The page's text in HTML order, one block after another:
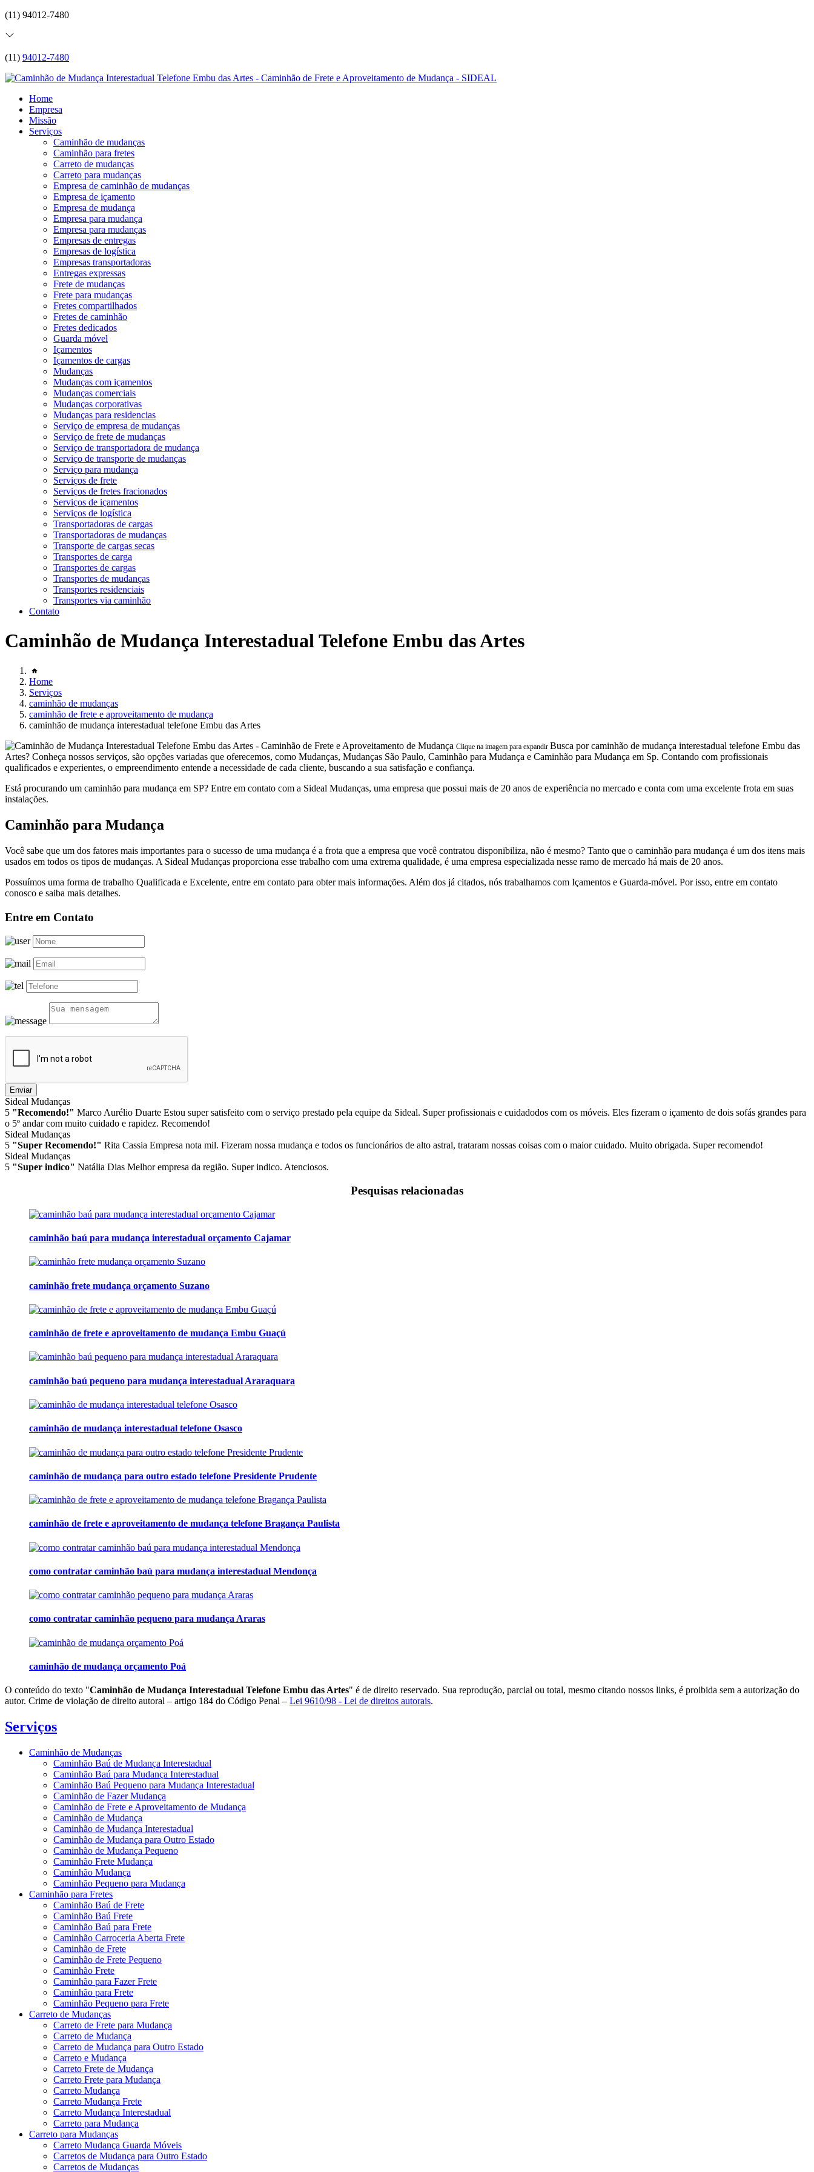
(11) 94012-7480
(11) 94012-7480
Home
Empresa
Missão
Serviços
Caminhão de mudanças
Caminhão para fretes
Carreto de mudanças
Carreto para mudanças
Empresa de caminhão de mudanças
Empresa de içamento
Empresa de mudança
Empresa para mudança
Empresa para mudanças
Empresas de entregas
Empresas de logística
Empresas transportadoras
Entregas expressas
Frete de mudanças
Frete para mudanças
Fretes compartilhados
Fretes de caminhão
Fretes dedicados
Guarda móvel
Içamentos
Içamentos de cargas
Mudanças
Mudanças com içamentos
Mudanças comerciais
Mudanças corporativas
Mudanças para residencias
Serviço de empresa de mudanças
Serviço de frete de mudanças
Serviço de transportadora de mudança
Serviço de transporte de mudanças
Serviço para mudança
Serviços de frete
Serviços de fretes fracionados
Serviços de içamentos
Serviços de logística
Transportadoras de cargas
Transportadoras de mudanças
Transporte de cargas secas
Transportes de carga
Transportes de cargas
Transportes de mudanças
Transportes residenciais
Transportes via caminhão
Contato
Caminhão de Mudança Interestadual Telefone Embu das Artes
Home
Serviços
caminhão de mudanças
caminhão de frete e aproveitamento de mudança
caminhão de mudança interestadual telefone Embu das Artes
Clique na imagem para expandir Busca por caminhão de mudança interestadual telefone Embu das
Artes? Conheça nossos serviços, são opções variadas que oferecemos, como Mudanças, Mudanças São Paulo, Caminhão para Mudança e Caminhão para Mudança em Sp. Contando com profissionais
qualificados e experientes, o empreendimento entende a necessidade de cada cliente, buscando a sua satisfação e confiança.
Está procurando um caminhão para mudança em SP? Entre em contato com a Sideal Mudanças, uma empresa que possui mais de 20 anos de experiência no mercado e conta com uma excelente frota em suas
instalações.
Caminhão para Mudança
Você sabe que um dos fatores mais importantes para o sucesso de uma mudança é a frota que a empresa que você contratou disponibiliza, não é mesmo? Tanto que o caminhão para mudança é um dos itens mais
usados em todos os tipos de mudanças. A Sideal Mudanças proporciona esse trabalho com uma extrema qualidade, é uma empresa especializada nesse ramo de mercado há mais de 20 anos.
Possuímos uma forma de trabalho Qualificada e Excelente, entre em contato para obter mais informações. Além dos já citados, nós trabalhamos com Içamentos e Guarda-móvel. Por isso, entre em contato
conosco e saiba mais detalhes.
Entre em Contato
Enviar
Sideal Mudanças
5 "Recomendo!" Marco Aurélio Duarte Estou super satisfeito com o serviço prestado pela equipe da Sideal. Super profissionais e cuidadodos com os móveis. Eles fizeram o içamento de dois sofás grandes para
o 5º andar com muito cuidado e rapidez. Recomendo!
Sideal Mudanças
5 "Super Recomendo!" Rita Cassia Empresa nota mil. Fizeram nossa mudança e todos os funcionários de alto astral, trataram nossas coisas com o maior cuidado. Muito obrigada. Super recomendo!
Sideal Mudanças
5 "Super indico" Natália Dias Melhor empresa da região. Super indico. Atenciosos.
Pesquisas relacionadas
caminhão baú para mudança interestadual orçamento Cajamar
caminhão frete mudança orçamento Suzano
caminhão de frete e aproveitamento de mudança Embu Guaçú
caminhão baú pequeno para mudança interestadual Araraquara
caminhão de mudança interestadual telefone Osasco
caminhão de mudança para outro estado telefone Presidente Prudente
caminhão de frete e aproveitamento de mudança telefone Bragança Paulista
como contratar caminhão baú para mudança interestadual Mendonça
como contratar caminhão pequeno para mudança Araras
caminhão de mudança orçamento Poá
O conteúdo do texto "Caminhão de Mudança Interestadual Telefone Embu das Artes" é de direito reservado. Sua reprodução, parcial ou total, mesmo citando nossos links, é proibida sem a autorização do
autor. Crime de violação de direito autoral – artigo 184 do Código Penal – Lei 9610/98 - Lei de direitos autorais.
Serviços
Caminhão de Mudanças
Caminhão Baú de Mudança Interestadual
Caminhão Baú para Mudança Interestadual
Caminhão Baú Pequeno para Mudança Interestadual
Caminhão de Fazer Mudança
Caminhão de Frete e Aproveitamento de Mudança
Caminhão de Mudança
Caminhão de Mudança Interestadual
Caminhão de Mudança para Outro Estado
Caminhão de Mudança Pequeno
Caminhão Frete Mudança
Caminhão Mudança
Caminhão Pequeno para Mudança
Caminhão para Fretes
Caminhão Baú de Frete
Caminhão Baú Frete
Caminhão Baú para Frete
Caminhão Carroceria Aberta Frete
Caminhão de Frete
Caminhão de Frete Pequeno
Caminhão Frete
Caminhão para Fazer Frete
Caminhão para Frete
Caminhão Pequeno para Frete
Carreto de Mudanças
Carreto de Frete para Mudança
Carreto de Mudança
Carreto de Mudança para Outro Estado
Carreto e Mudança
Carreto Frete de Mudança
Carreto Frete para Mudança
Carreto Mudança
Carreto Mudança Frete
Carreto Mudança Interestadual
Carreto para Mudança
Carreto para Mudanças
Carreto Mudança Guarda Móveis
Carretos de Mudança para Outro Estado
Carretos de Mudanças